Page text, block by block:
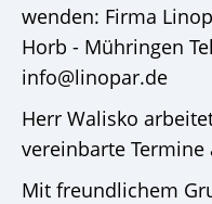
wenden: Firma
Horb - Mühringen
info@linopar.de
Herr Walisko
vereinbarte
Mit freundlichem